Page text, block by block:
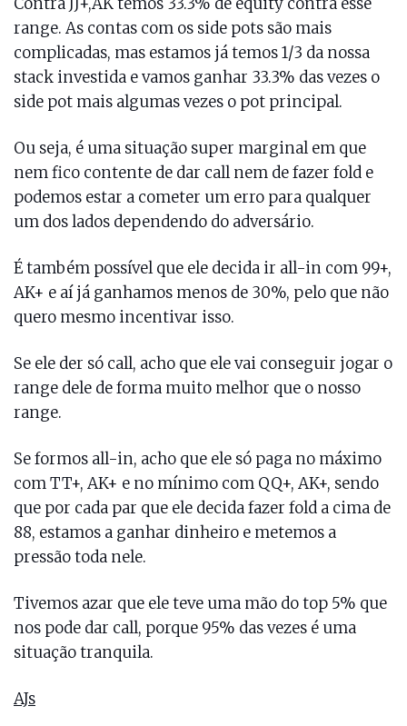
range. As contas com os side pots são mais
complicadas, mas estamos já temos 1/3 da nossa
stack investida e vamos ganhar 33.3% das vezes o
side pot mais algumas vezes o pot principal.
Ou seja, é uma situação super marginal em que
nem fico contente de dar call nem de fazer fold e
podemos estar a cometer um erro para qualquer
um dos lados dependendo do adversário.
É também possível que ele decida ir all-in com 99+,
AK+ e aí já ganhamos menos de 30%, pelo que não
quero mesmo incentivar isso.
Se ele der só call, acho que ele vai conseguir jogar o
range dele de forma muito melhor que o nosso
range.
Se formos all-in, acho que ele só paga no máximo
com TT+, AK+ e no mínimo com QQ+, AK+, sendo
que por cada par que ele decida fazer fold a cima de
88, estamos a ganhar dinheiro e metemos a
pressão toda nele.
Tivemos azar que ele teve uma mão do top 5% que
nos pode dar call, porque 95% das vezes é uma
situação tranquila.
AJs